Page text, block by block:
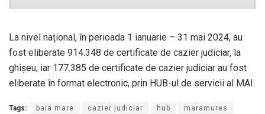
La nivel național, în perioada 1 ianuarie – 31 mai 2024, au
fost eliberate 914.348 de certificate de cazier judiciar, la
ghișeu, iar 177.385 de certificate de cazier judiciar au fost
eliberate în format electronic, prin HUB-ul de servicii al MAI.
Tags: baia mare cazier judiciar hub maramures